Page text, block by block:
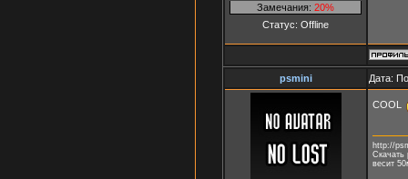
Замечания: 20%
Статус: Offline
psmini Дата:
COOL
http://
Скачать
весит